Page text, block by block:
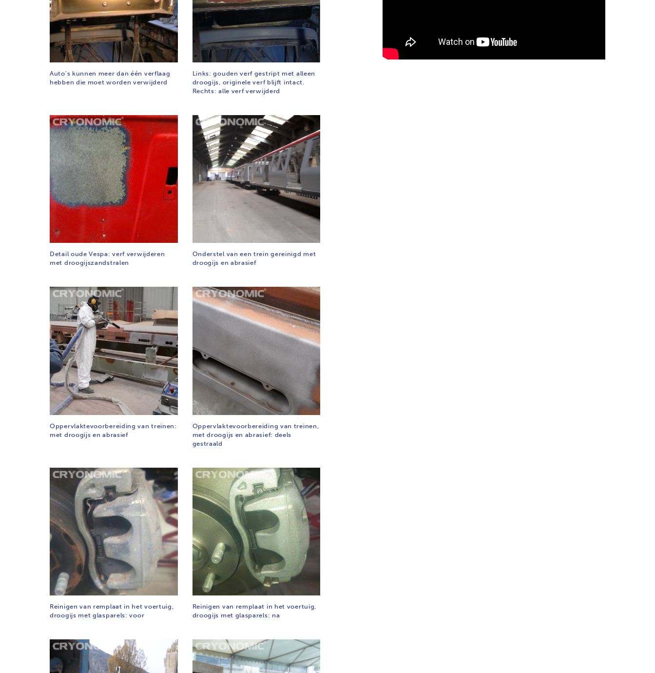
Auto's kunnen meer dan één verflaag
hebben die moet worden verwijderd
Links: gouden verf gestript met alleen
droogijs, originele verf blijft intact.
Rechts: alle verf verwijderd
Detail oude Vespa: verf verwijderen
met droogijszandstralen
Onderstel van een trein gereinigd met
droogijs en abrasief
Oppervlaktevoorbereiding van treinen:
met droogijs en abrasief
Oppervlaktevoorbereiding van treinen,
met droogijs en abrasief: deels
gestraald
Reinigen van remplaat in het voertuig,
droogijs met glasparels: voor
Reinigen van remplaat in het voertuig,
droogijs met glasparels: na